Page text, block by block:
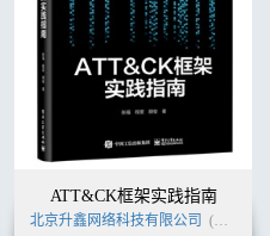
ATT&CK框架实践指南
北京升鑫网络科技有限公司 (作者)